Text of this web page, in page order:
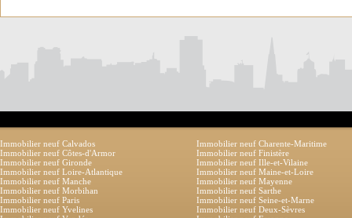
Immobilier neuf Calvados
Immobilier neuf Charente-Maritime
Immobilier neuf Côtes-d'Armor
Immobilier neuf Finistère
Immobilier neuf Gironde
Immobilier neuf Ille-et-Vilaine
Immobilier neuf Loire-Atlantique
Immobilier neuf Maine-et-Loire
Immobilier neuf Manche
Immobilier neuf Mayenne
Immobilier neuf Morbihan
Immobilier neuf Sarthe
Immobilier neuf Paris
Immobilier neuf Seine-et-Marne
Immobilier neuf Yvelines
Immobilier neuf Deux-Sèvres